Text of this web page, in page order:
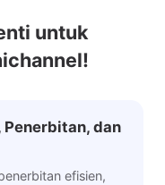
untuk
Penerbitan, dan
efisien,